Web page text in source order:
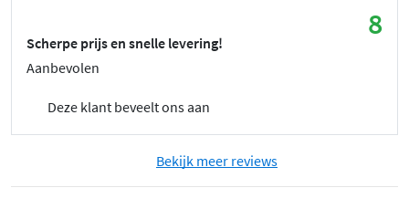
8
Scherpe prijs en snelle levering!
Aanbevolen
Deze klant beveelt ons aan
Bekijk meer reviews